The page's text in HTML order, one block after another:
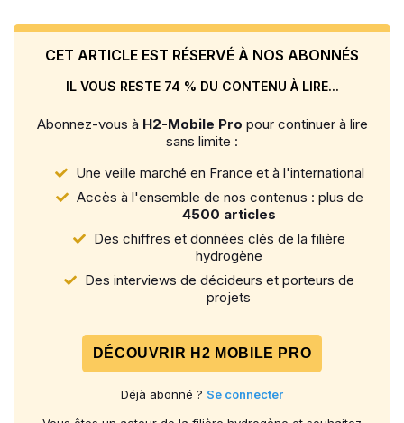
CET ARTICLE EST RÉSERVÉ À NOS ABONNÉS
IL VOUS RESTE 74 % DU CONTENU À LIRE...
Abonnez-vous à H2-Mobile Pro pour continuer à lire
sans limite :
Une veille marché en France et à l'international
Accès à l'ensemble de nos contenus : plus de
4500 articles
Des chiffres et données clés de la filière
hydrogène
Des interviews de décideurs et porteurs de
projets
DÉCOUVRIR H2 MOBILE PRO
Déjà abonné ? Se connecter